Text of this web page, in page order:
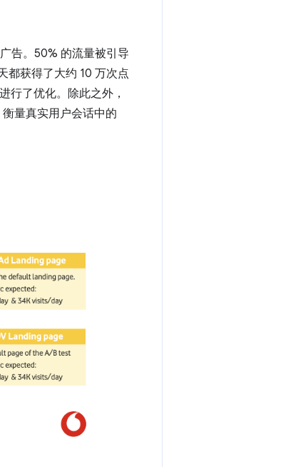
告。50% 的流量被引导
都获得了大约 10 万次点
行了优化。除此之外，
衡量真实用户会话中的